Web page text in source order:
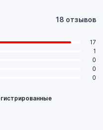
18 отзывов
17
1
0
0
0